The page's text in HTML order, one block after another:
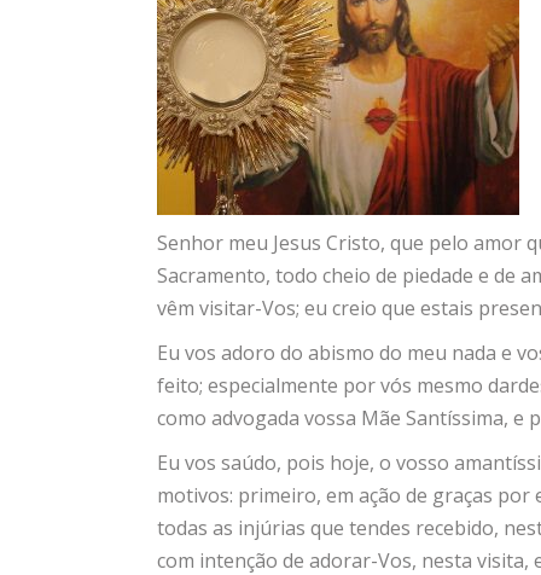
Senhor meu Jesus Cristo, que pelo amor
Sacramento, todo cheio de piedade e de
vêm visitar-Vos; eu creio que estais
Eu vos adoro do abismo do meu nada e
feito; especialmente por vós mesmo
como advogada vossa Mãe Santíssima,
Eu vos saúdo, pois hoje, o vosso
motivos: primeiro, em ação de graças
todas as injúrias que tendes recebido,
com intenção de adorar-Vos, nesta